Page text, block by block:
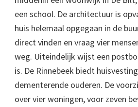
een school. De architectuur is
huis helemaal opgegaan in de
direct vinden en vraag vier
weg. Uiteindelijk wijst een
is. De Rinnebeek biedt
dementerende ouderen. De
over vier woningen, voor zeven